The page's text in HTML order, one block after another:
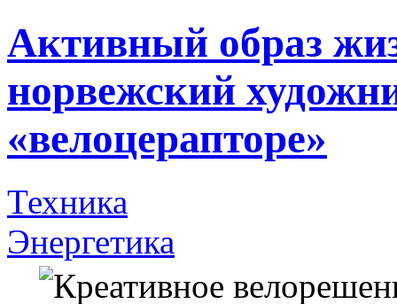
Активный образ
норвежский
«велоцерапторе»
Техника
Энергетика